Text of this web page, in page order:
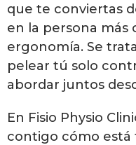
que te conviertas
en la persona más
ergonomía. Se
pelear tú solo
abordar juntos
En Fisio Physio
contigo cómo está